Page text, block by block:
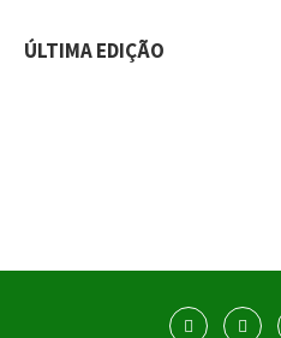
ÚLTIMA EDIÇÃO